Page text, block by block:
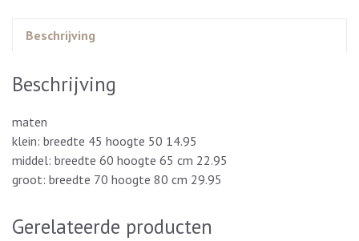
Beschrijving
Beschrijving
maten
klein: breedte 45 hoogte 50 14.95
middel: breedte 60 hoogte 65 cm 22.95
groot: breedte 70 hoogte 80 cm 29.95
Gerelateerde producten